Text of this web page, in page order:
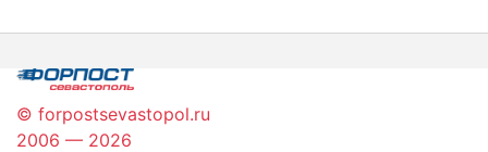
записям
© forpostsevastopol.ru
2006 — 2026